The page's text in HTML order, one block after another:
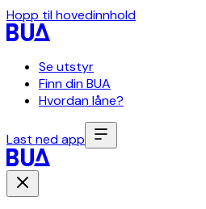
Hopp til hovedinnhold
Se utstyr
Finn din BUA
Hvordan låne?
Last ned app